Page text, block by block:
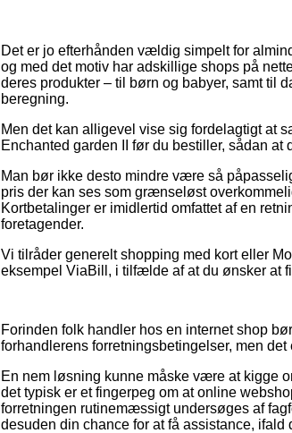
Det er jo efterhånden vældig simpelt for
og med det motiv har adskillige shops på
deres produkter – til børn og babyer, samt til
beregning.
Men det kan alligevel vise sig fordelagtigt at
Enchanted garden II før du bestiller, sådan
Man bør ikke desto mindre være så
pris der kan ses som grænseløst
Kortbetalinger er imidlertid omfattet af en
foretagender.
Vi tilråder generelt shopping med kort eller
eksempel ViaBill, i tilfælde af at du ønsker at
Forinden folk handler hos en internet shop
forhandlerens forretningsbetingelser, men
En nem løsning kunne måske være at kigge
det typisk er et fingerpeg om at online
forretningen rutinemæssigt undersøges af
desuden din chance for at få assistance,